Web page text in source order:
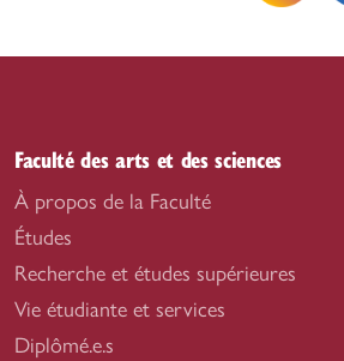
Faculté des arts et des sciences
À propos de la Faculté
Études
Recherche et études supérieures
Vie étudiante et services
Diplômé.e.s